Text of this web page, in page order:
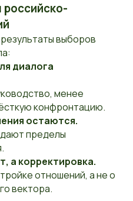
российско-
выборов
диалога
менее
конфронтацию.
остаются.
пределы
а корректировка.
отношений, а не о
вектора.